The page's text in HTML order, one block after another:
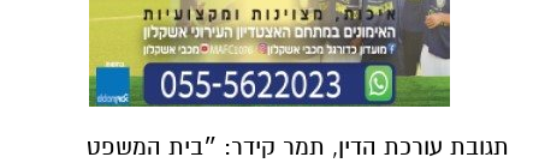
תגובת עורכת הדין, תמר קידר: ״בית המשפט